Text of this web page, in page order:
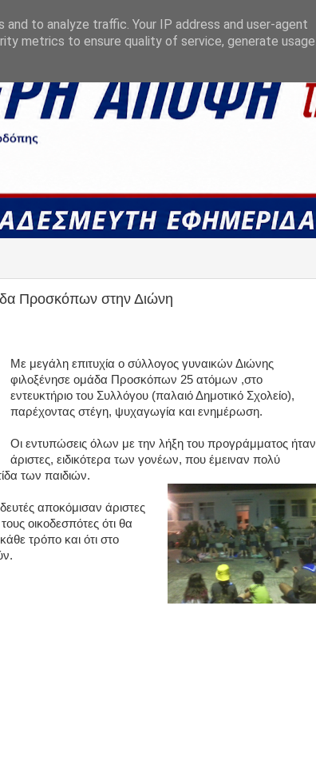
Προσκόπων στην Διώνη
Με μεγάλη επιτυχία ο σύλλογος γυναικών Διώνης
φιλοξένησε ομάδα Προσκόπων 25 ατόμων ,στο
εντευκτήριο του Συλλόγου (παλαιό Δημοτικό Σχολείο),
παρέχοντας στέγη, ψυχαγωγία και ενημέρωση.
Οι εντυπώσεις όλων με την λήξη του προγράμματος ήταν
άριστες, ειδικότερα των γονέων, που έμειναν πολύ
των παιδιών.
αποκόμισαν άριστες
οικοδεσπότες ότι θα
τρόπο και ότι στο
to analyze traffic. Your IP address and user-agent
metrics to ensure quality of service, generate usage